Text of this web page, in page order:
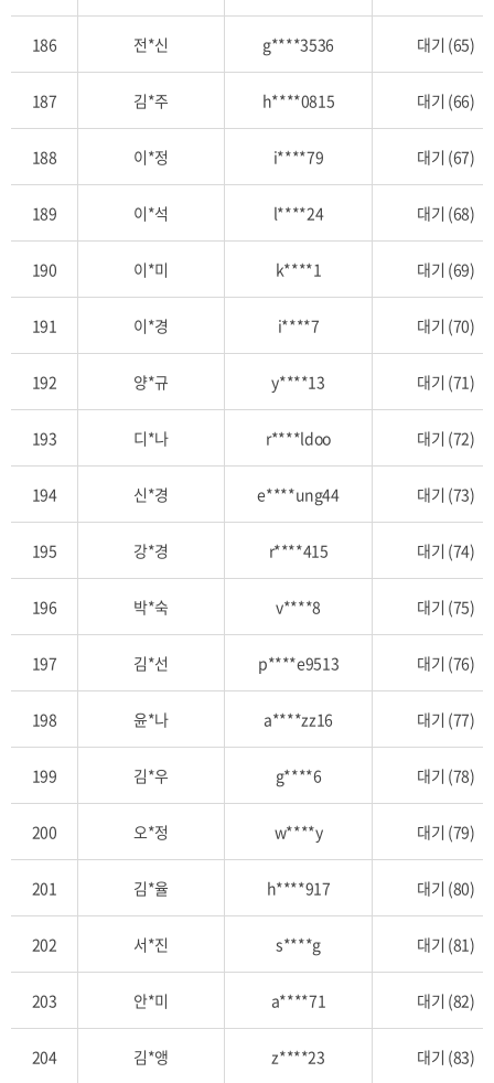
186 전*신 g****3536 대기 (65)
187 김*주 h****0815 대기 (66)
188 이*정 i****79 대기 (67)
189 이*석 l****24 대기 (68)
190 이*미 k****1 대기 (69)
191 이*경 i****7 대기 (70)
192 양*규 y****13 대기 (71)
193 디*나 r****ldoo 대기 (72)
194 신*경 e****ung44 대기 (73)
195 강*경 r****415 대기 (74)
196 박*숙 v****8 대기 (75)
197 김*선 p****e9513 대기 (76)
198 윤*나 a****zz16 대기 (77)
199 김*우 g****6 대기 (78)
200 오*정 w****y 대기 (79)
201 김*율 h****917 대기 (80)
202 서*진 s****g 대기 (81)
203 안*미 a****71 대기 (82)
204 김*앵 z****23 대기 (83)